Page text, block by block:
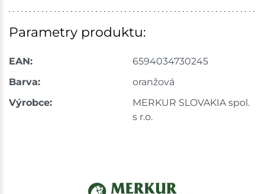
Skladem na prodejně - doručení do 7 dnů
Parametry produktu:
EAN:
6594034730245
Barva:
oranžová
Výrobce:
MERKUR SLOVAKIA spol.
s r.o.